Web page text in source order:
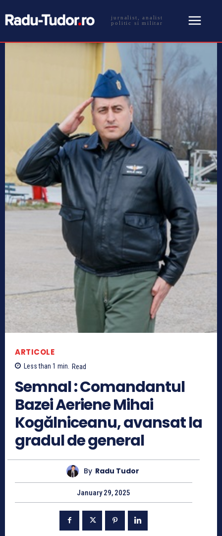
jurnalist, analist
politic si militar
ARTICOLE
Less than 1 min. Read
Semnal : Comandantul
Bazei Aeriene Mihai
Kogălniceanu, avansat la
gradul de general
By Radu Tudor
January 29, 2025